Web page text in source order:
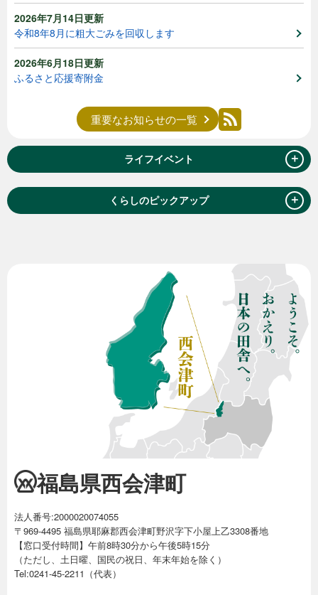
2026年7月14日更新
令和8年8月に粗大ごみを回収します
2026年6月18日更新
ふるさと応援寄附金
重要なお知らせの一覧
ライフイベント ＋
くらしのピックアップ ＋
福島県西会津町
法人番号:2000020074055
〒969-4495 福島県耶麻郡西会津町野沢字下小屋上乙3308番地
【窓口受付時間】午前8時30分から午後5時15分
（ただし、土日曜、国民の祝日、年末年始を除く）
Tel:0241-45-2211（代表）